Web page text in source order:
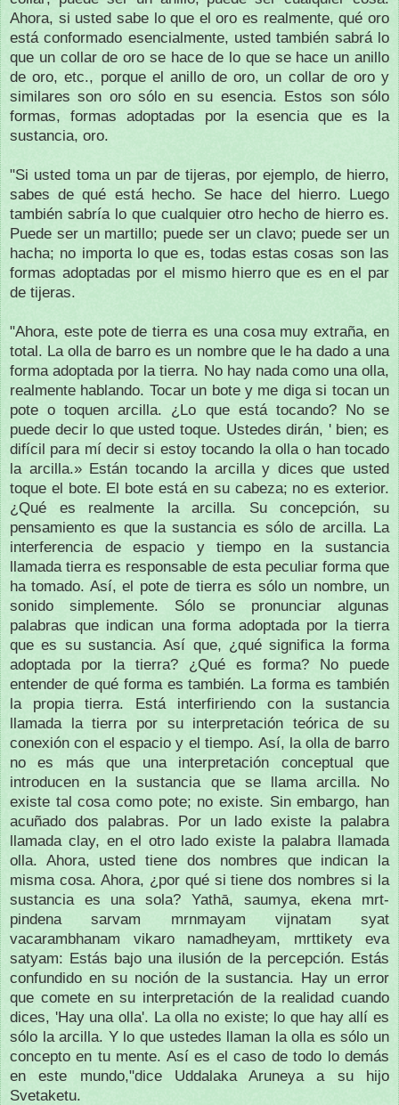
Ahora, si usted sabe lo que el oro es realmente, qué oro
está conformado esencialmente, usted también sabrá lo
que un collar de oro se hace de lo que se hace un anillo
de oro, etc., porque el anillo de oro, un collar de oro y
similares son oro sólo en su esencia. Estos son sólo
formas, formas adoptadas por la esencia que es la
sustancia, oro.
"Si usted toma un par de tijeras, por ejemplo, de hierro,
sabes de qué está hecho. Se hace del hierro. Luego
también sabría lo que cualquier otro hecho de hierro es.
Puede ser un martillo; puede ser un clavo; puede ser un
hacha; no importa lo que es, todas estas cosas son las
formas adoptadas por el mismo hierro que es en el par
de tijeras.
"Ahora, este pote de tierra es una cosa muy extraña, en
total. La olla de barro es un nombre que le ha dado a una
forma adoptada por la tierra. No hay nada como una olla,
realmente hablando. Tocar un bote y me diga si tocan un
pote o toquen arcilla. ¿Lo que está tocando? No se
puede decir lo que usted toque. Ustedes dirán, ' bien;es
difícil para mí decir si estoy tocando la olla o han tocado
la arcilla.» Están tocando la arcilla y dices que usted
toque el bote. El bote está en su cabeza; no es exterior.
¿Qué es realmente la arcilla. Su concepción, su
pensamiento es que la sustancia es sólo de arcilla. La
interferencia de espacio y tiempo en la sustancia
llamada tierra es responsable de esta peculiar forma que
ha tomado. Así, el pote de tierra es sólo un nombre, un
sonido simplemente. Sólo se pronunciar algunas
palabras que indican una forma adoptada por la tierra
que es su sustancia.Así que, ¿qué significa la forma
adoptada por la tierra? ¿Qué es forma? No puede
entender de qué forma es también. La forma es también
la propia tierra. Está interfiriendo con la sustancia
llamada la tierra por su interpretación teórica de su
conexión con el espacio y el tiempo. Así, la olla de barro
no es más que una interpretación conceptual que
introducen en la sustancia que se llama arcilla. No
existe tal cosa como pote; no existe. Sin embargo, han
acuñado dos palabras. Por un lado existe la palabra
llamada clay, en el otro lado existe la palabra llamada
olla. Ahora, usted tiene dos nombres que indican la
misma cosa. Ahora, ¿por qué si tiene dos nombres si la
sustancia es una sola? Yathā, saumya, ekena mrt-
pindena sarvam mrnmayam vijnatam syat
vacarambhanam vikaro namadheyam, mrttikety eva
satyam: Estás bajo una ilusión de la percepción. Estás
confundido en su noción de la sustancia. Hay un error
que comete en su interpretación de la realidad cuando
dices, 'Hay una olla'. La olla no existe; lo que hay allí es
sólo la arcilla. Y lo que ustedes llaman la olla es sólo un
concepto en tu mente. Así es el caso de todo lo demás
en este mundo,"dice Uddalaka Aruneya a su hijo
Svetaketu.